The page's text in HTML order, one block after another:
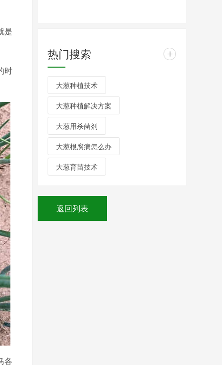
是
时
各
热门搜索 +
大葱种植技术
大葱种植解决方案
大葱用杀菌剂
大葱根腐病怎么办
大葱育苗技术
返回列表